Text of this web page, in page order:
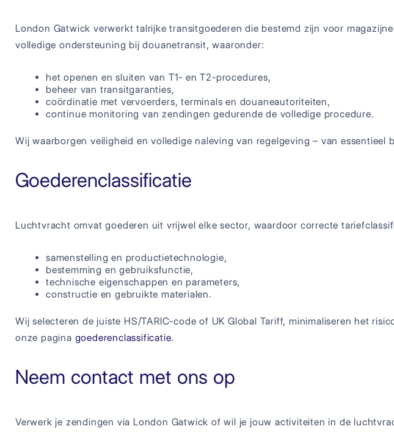
London Gatwick verwerkt talrijke transitgoederen die bestemd zijn voor
volledige ondersteuning bij douanetransit, waaronder:
het openen en sluiten van T1- en T2-procedures,
beheer van transitgaranties,
coördinatie met vervoerders, terminals en douaneautoriteiten,
continue monitoring van zendingen gedurende de volledige procedure.
Wij waarborgen veiligheid en volledige naleving van regelgeving – van essentieel
Goederenclassificatie
Luchtvracht omvat goederen uit vrijwel elke sector, waardoor correcte
samenstelling en productietechnologie,
bestemming en gebruiksfunctie,
technische eigenschappen en parameters,
constructie en gebruikte materialen.
Wij selecteren de juiste HS/TARIC-code of UK Global Tariff, minimaliseren het
onze pagina goederenclassificatie.
Neem contact met ons op
Verwerk je zendingen via London Gatwick of wil je jouw activiteiten in de